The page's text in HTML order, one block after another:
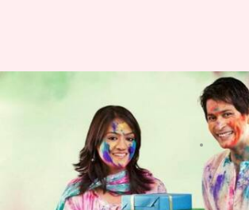
హోళీ: మీ ప్రియమైన వారికి
గిఫ్ట్ ఐడియాస్
Sriram Pranateja Mar 07, 2023 01:05 pm
ఈ వార్తాకథనం ఏంటి